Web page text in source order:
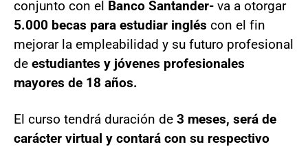
conjunto con el Banco Santander- va a otorgar
5.000 becas para estudiar inglés con el fin
mejorar la empleabilidad y su futuro profesional
de estudiantes y jóvenes profesionales
mayores de 18 años.
El curso tendrá duración de 3 meses, será de
carácter virtual y contará con su respectivo